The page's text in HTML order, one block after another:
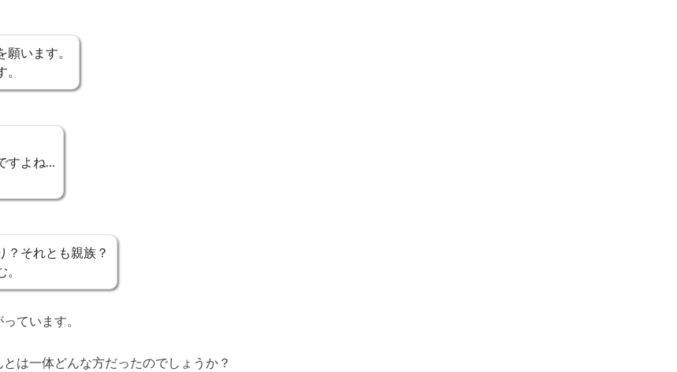
います。
すよね…
？それとも親族？
ています。
は一体どんな方だったのでしょうか？